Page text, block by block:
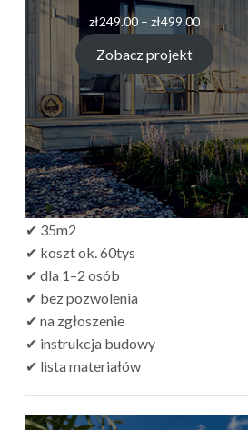
zł249.00 – zł499.00Zakres
cen:
od
zł249.00
do
zł499.00
Zobacz projekt
✔ 35m2
✔ koszt ok. 60tys
✔ dla 1–2 osób
✔ bez pozwolenia
✔ na zgłoszenie
✔ instrukcja budowy
✔ lista materiałów